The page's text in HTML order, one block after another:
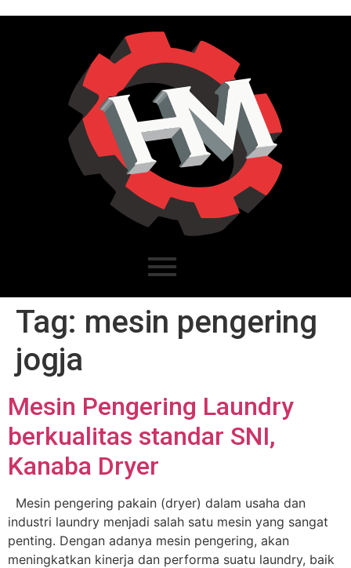
Tag: mesin pengering
jogja
Mesin Pengering Laundry
berkualitas standar SNI,
Kanaba Dryer
Mesin pengering pakain (dryer) dalam usaha dan
industri laundry menjadi salah satu mesin yang sangat
penting. Dengan adanya mesin pengering, akan
meningkatkan kinerja dan performa suatu laundry, baik